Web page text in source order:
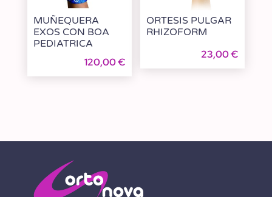
MUÑEQUERA
EXOS CON BOA
PEDIATRICA
120,00€
ORTESIS PULGAR
RHIZOFORM
23,00€